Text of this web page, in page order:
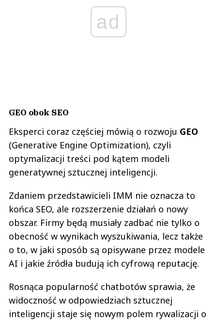
ad
GEO obok SEO
Eksperci coraz częściej mówią o rozwoju GEO
(Generative Engine Optimization), czyli
optymalizacji treści pod kątem modeli
generatywnej sztucznej inteligencji.
Zdaniem przedstawicieli IMM nie oznacza to
końca SEO, ale rozszerzenie działań o nowy
obszar. Firmy będą musiały zadbać nie tylko o
obecność w wynikach wyszukiwania, lecz także
o to, w jaki sposób są opisywane przez modele
AI i jakie źródła budują ich cyfrową reputację.
Rosnąca popularność chatbotów sprawia, że
widoczność w odpowiedziach sztucznej
inteligencji staje się nowym polem rywalizacji o